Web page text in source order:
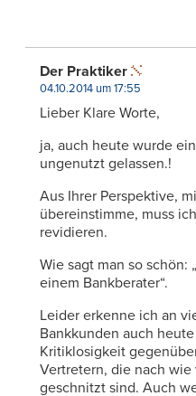
Der Praktiker
04.10.2014 um 17:55
Lieber Klare Worte,
ja, auch heute wurde
ungenutzt gelassen.!
Aus Ihrer Perspektive,
übereinstimme, muss
revidieren.
Wie sagt man so schön:
einem Bankberater“.
Leider erkenne ich an
Bankkunden auch
Kritiklosigkeit
Vertretern, die nach
geschnitzt sind. Auch